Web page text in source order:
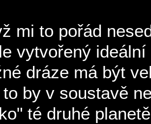
mi to pořád
vytvořený
dráze má být
by v soustavě
té druhé